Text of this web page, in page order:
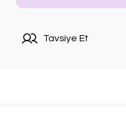
Tavsiye Et